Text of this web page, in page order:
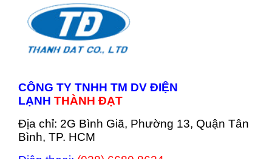
CÔNG TY TNHH TM DV ĐIỆN
LẠNH THÀNH ĐẠT
Địa chỉ: 2G Bình Giã, Phường 13, Quận Tân
Bình, TP. HCM